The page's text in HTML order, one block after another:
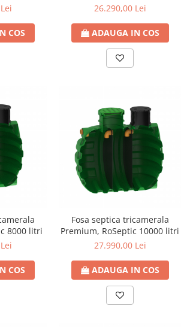
COS
26.290,00 Lei
ADAUGA IN COS
8000 litri
COS
Fosa septica tricamerala
Premium, RoSeptic 10000 litri
27.990,00 Lei
ADAUGA IN COS